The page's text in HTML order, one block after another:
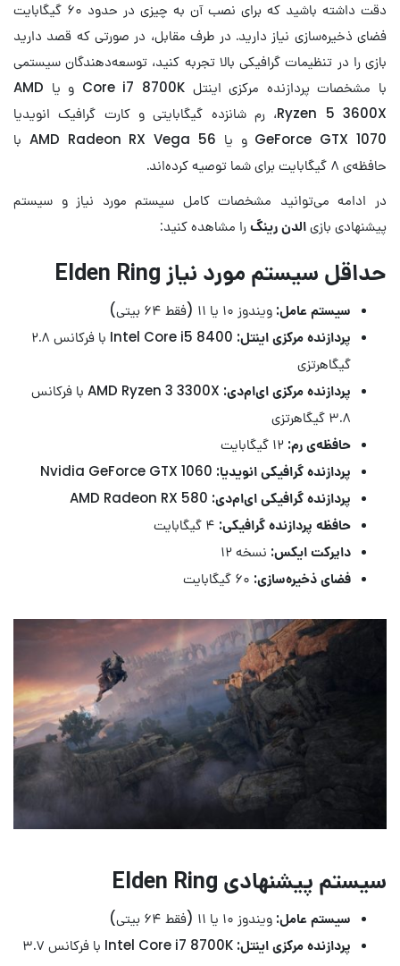
دقت داشته باشید که برای نصب آن به چیزی در حدود ۶۰ گیگابایت
فضای ذخیره‌سازی نیاز دارید. در طرف مقابل، در صورتی که قصد دارید
بازی را در تنظیمات گرافیکی بالا تجربه کنید، توسعه‌دهندگان سیستمی
با مشخصات پردازنده مرکزی اینتل Core i7 8700K و یا AMD
Ryzen 5 3600X، رم شانزده گیگابایتی و کارت گرافیک انویدیا
GeForce GTX 1070 و یا AMD Radeon RX Vega 56 با
حافظه‌ی ۸ گیگابایت برای شما توصیه کرده‌اند.
در ادامه می‌توانید مشخصات کامل سیستم مورد نیاز و سیستم
پیشنهادی بازیالدن رینگرا مشاهده کنید:
حداقل سیستم مورد نیاز Elden Ring
سیستم عامل: ویندوز ۱۰ یا ۱۱ (فقط ۶۴ بیتی)
پردازنده مرکزی اینتل:
Intel Core i5 8400 با فرکانس ۲.۸
گیگاهرتزی
پردازنده مرکزی ای‌ام‌دی:
AMD Ryzen 3 3300X با فرکانس
۳.۸ گیگاهرتزی
حافظه‌ی رم:
پردازنده گرافیکی انویدیا:
پردازنده گرافیکی ای‌ام‌دی:
حافظه پردازنده گرافیکی:
دایرکت ایکس: نسخه ۱۲
فضای ذخیره‌سازی:
سیستم پیشنهادی Elden Ring
سیستم عامل: ویندوز ۱۰ یا ۱۱ (فقط ۶۴ بیتی)
پردازنده مرکزی اینتل:
Intel Core i7 8700K با فرکانس ۳.۷